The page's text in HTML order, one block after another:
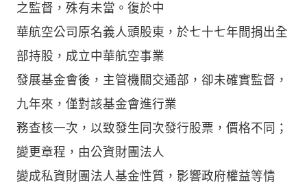
之監督，殊有未當。復於中
華航空公司原名義人頭股東，於七十七年間捐出全
部持股，成立中華航空事業
發展基金會後，主管機關交通部，卻未確實監督，
九年來，僅對該基金會進行業
務查核一次，以致發生同次發行股票，價格不同；
變更章程，由公資財團法人
變成私資財團法人基金性質，影響政府權益等情